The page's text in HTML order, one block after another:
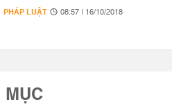
PHÁP LUẬT 08:57 | 16/10/2018